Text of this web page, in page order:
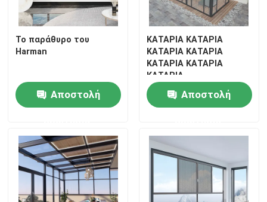
Το παράθυρο του
Harman
Αποστολή
ΚΑΤΑΡΙΑ ΚΑΤΑΡΙΑ
ΚΑΤΑΡΙΑ ΚΑΤΑΡΙΑ
ΚΑΤΑΡΙΑ ΚΑΤΑΡΙΑ
ΚΑΤΑΡΙΑ
Αποστολή